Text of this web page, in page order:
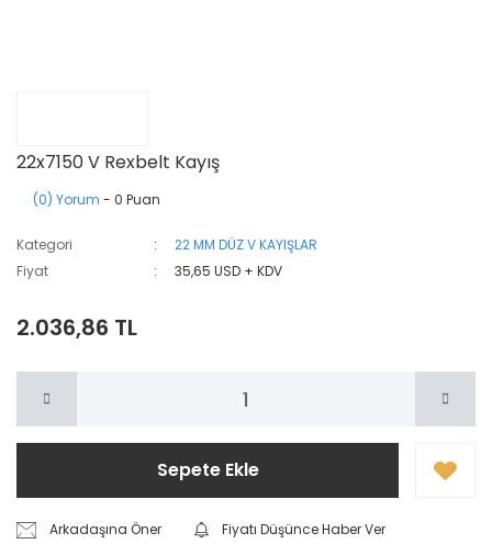
22x7150 V Rexbelt Kayış
(0) Yorum - 0 Puan
Kategori
22 MM DÜZ V KAYIŞLAR
Fiyat
35,65 USD + KDV
2.036,86 TL
Sepete Ekle
Arkadaşına Öner
Fiyatı Düşünce Haber Ver